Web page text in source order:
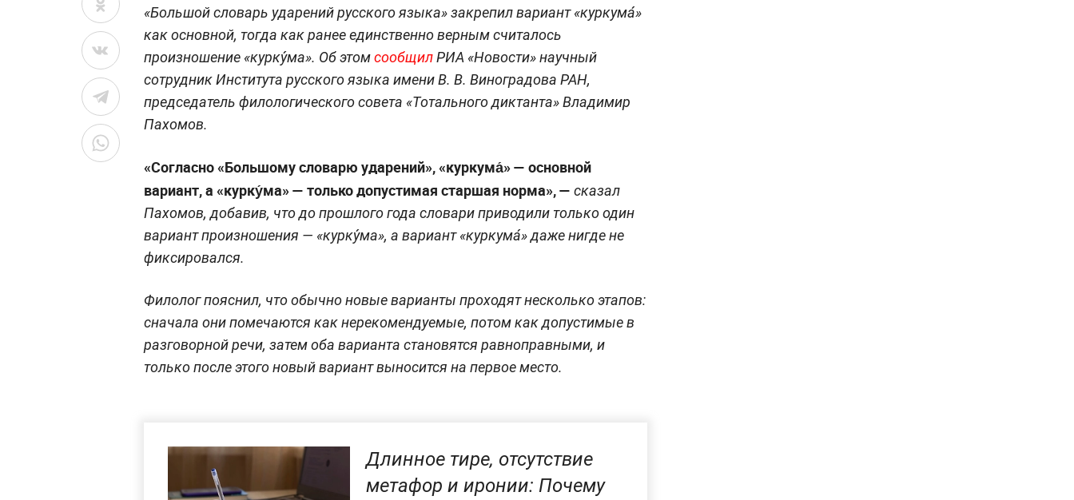
«Большой словарь ударений русского языка» закрепил вариант «куркума́»
как основной, тогда как ранее единственно верным считалось
произношение «курку́ма». Об этомсообщилРИА «Новости» научный
сотрудник Института русского языка имени В. В. Виноградова РАН,
председатель филологического совета «Тотального диктанта» Владимир
Пахомов.
«Согласно «Большому словарю ударений», «куркума́» — основной
вариант, а «курку́ма» — только допустимая старшая норма», — сказал
Пахомов, добавив, что до прошлого года словари приводили только один
вариант произношения — «курку́ма», а вариант «куркума́» даже нигде не
фиксировался.
Филолог пояснил, что обычно новые варианты проходят несколько этапов:
сначала они помечаются как нерекомендуемые, потом как допустимые в
разговорной речи, затем оба варианта становятся равноправными, и
только после этого новый вариант выносится на первое место.
Длинное тире, отсутствие
метафор и иронии: Почему